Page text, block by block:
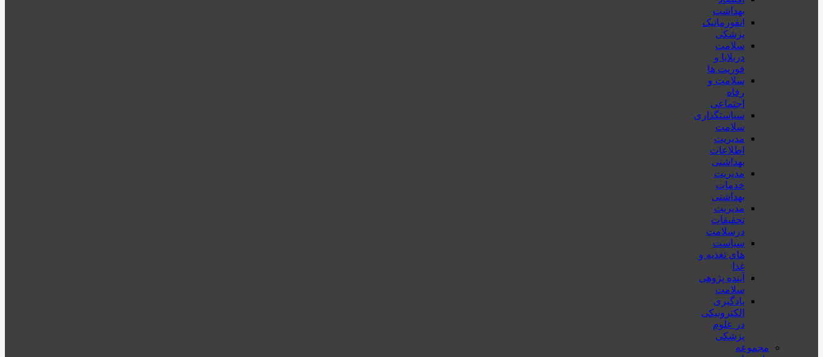
بهداشت
انفورماتیک
پزشکی
سلامت
دربلايا و
فوريت ها
سلامت و
رفاه
اجتماعی
سیاستگذاری
سلامت
مدیریت
اطلاعات
بهداشتی
مدیریت
خدمات
بهداشتی
مدیریت
تحقیقات
درسلامت
سیاست
های تغذیه و
غذا
آینده پژوهی
سلامت
یادگیری
الکترونیکی
در علوم
پزشکی
مجموعه